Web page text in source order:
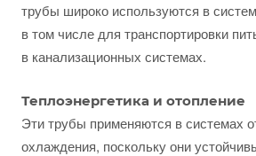
трубы широко используются в
в том числе для транспортировки
в канализационных системах.
Теплоэнергетика и отопление
Эти трубы применяются в системах
охлаждения, поскольку они